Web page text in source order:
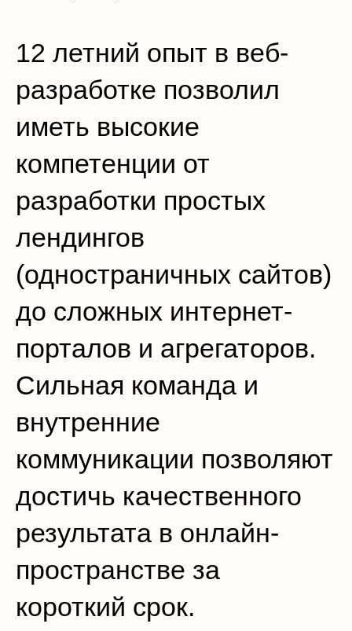
12 летний опыт в веб-
разработке позволил
иметь высокие
компетенции от
разработки простых
лендингов
(одностраничных сайтов)
до сложных интернет-
порталов и агрегаторов.
Сильная команда и
внутренние
коммуникации позволяют
достичь качественного
результата в онлайн-
пространстве за
короткий срок.